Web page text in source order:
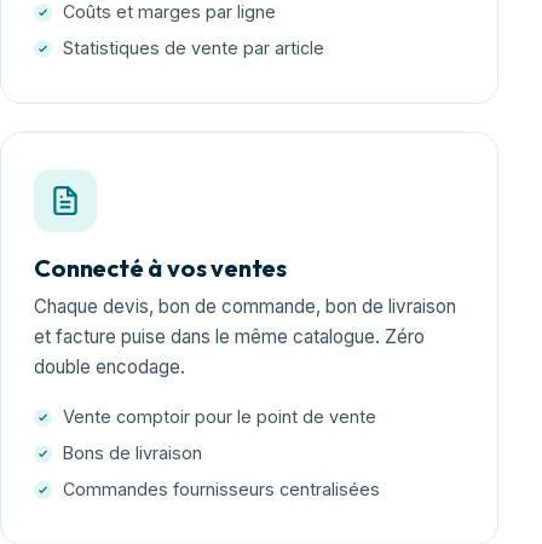
Coûts et marges par ligne
Statistiques de vente par article
Connecté à vos ventes
Chaque devis, bon de commande, bon de livraison
et facture puise dans le même catalogue. Zéro
double encodage.
Vente comptoir pour le point de vente
Bons de livraison
Commandes fournisseurs centralisées